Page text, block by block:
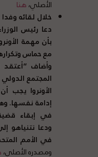
الأصلي،هنا
خلال لقائه
دعا رئيس
بأن مهمة
مع حماس
وأضاف “
المجتمع
الأونروا يجب
إدامة نفسها.
في إبقاء
ودعا نتنياهو
في الأمم
ومصدره الأصلي،